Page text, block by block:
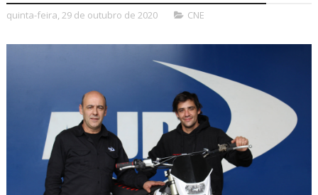
quinta-feira, 29 de outubro de 2020 CNE